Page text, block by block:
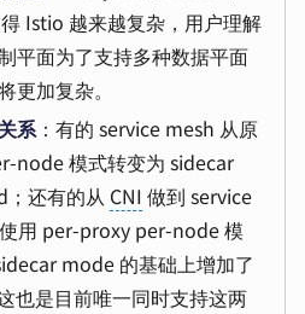
Istio 越来越复杂，用户理解
平面为了支持多种数据平面
更加复杂。
系：有的 service mesh 从原
node 模式转变为 sidecar
还有的从 CNI 做到 service
用 per-proxy per-node 模
mode 的基础上增加了
也是目前唯一同时支持这两